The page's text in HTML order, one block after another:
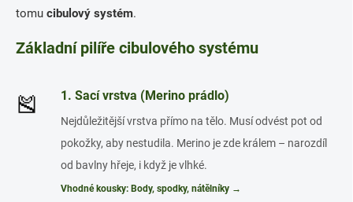
tomu cibulový systém.
Základní pilíře cibulového systému
🎽 1. Sací vrstva (Merino prádlo)
Nejdůležitější vrstva přímo na tělo. Musí odvést pot od
pokožky, aby nestudila. Merino je zde králem – narozdíl
od bavlny hřeje, i když je vlhké.
Vhodné kousky: Body, spodky, nátělníky →